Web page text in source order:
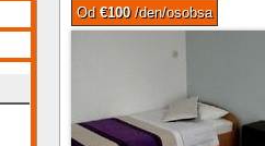
Od €100/den/osobsa